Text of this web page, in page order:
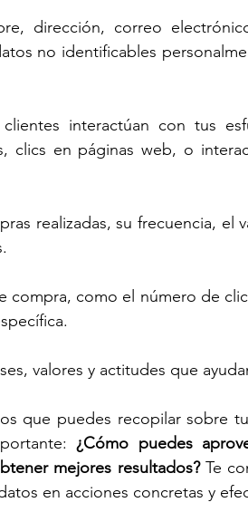
dirección, correo
no identificables
interactúan con tus
clics en páginas web, o
realizadas, su frecuencia, el
compra, como el número de
valores y actitudes que
que puedes recopilar sobre
¿Cómo puedes
mejores resultados? Te
en acciones concretas y